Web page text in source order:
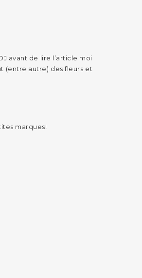
avant de lire l’article moi
(entre autre) des fleurs et
marques!